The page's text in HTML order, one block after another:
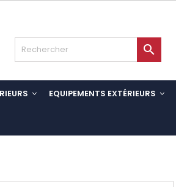

EQUIPEMENTS EXTÉRIEURS